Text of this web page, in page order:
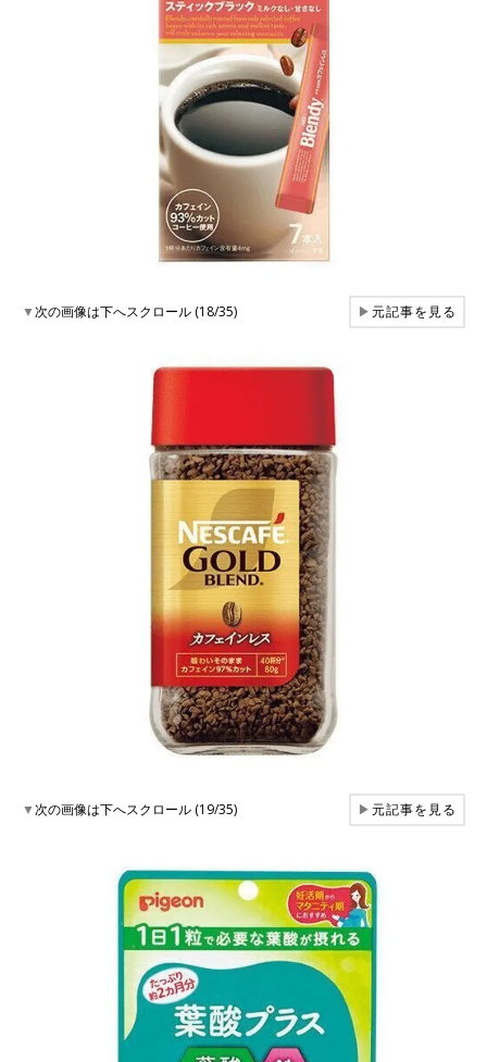
▼次の画像は下へスクロール (18/35) ▶元記事を見る
▼次の画像は下へスクロール (19/35) ▶元記事を見る